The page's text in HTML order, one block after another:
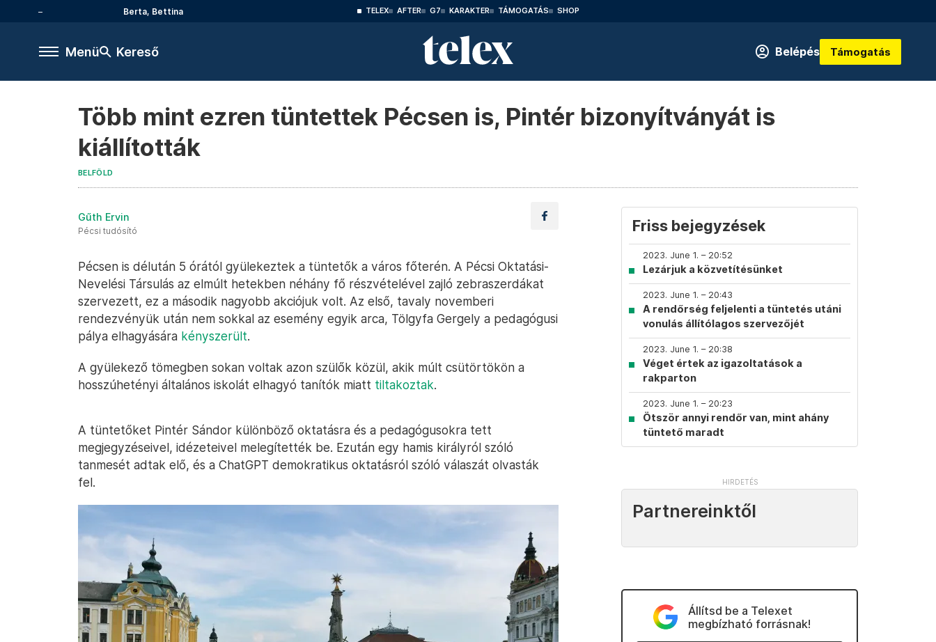
Berta, Bettina TELEX AFTER G7 KARAKTER TÁMOGATÁS SHOP
Menü Kereső Belépés Támogatás
Több mint ezren tüntettek Pécsen is, Pintér bizonyítványát is
kiállították
BELFÖLD
Gűth Ervin
Pécsi tudósító
Pécsen is délután 5 órától gyülekeztek a tüntetők a város főterén. A Pécsi Oktatási-
Nevelési Társulás az elmúlt hetekben néhány fő részvételével zajló zebraszerdákat
szervezett, ez a második nagyobb akciójuk volt. Az első, tavaly novemberi
rendezvényük után nem sokkal az esemény egyik arca, Tölgyfa Gergely a pedagógusi
pálya elhagyására kényszerült.
A gyülekező tömegben sokan voltak azon szülők közül, akik múlt csütörtökön a
hosszúhetényi általános iskolát elhagyó tanítók miatt tiltakoztak.
A tüntetőket Pintér Sándor különböző oktatásra és a pedagógusokra tett
megjegyzéseivel, idézeteivel melegítették be. Ezután egy hamis királyról szóló
tanmesét adtak elő, és a ChatGPT demokratikus oktatásról szóló válaszát olvasták
fel.
Friss bejegyzések
2023. June 1. – 20:52
Lezárjuk a közvetítésünket
2023. June 1. – 20:43
A rendőrség feljelenti a tüntetés utáni
vonulás állítólagos szervezőjét
2023. June 1. – 20:38
Véget értek az igazoltatások a
rakparton
2023. June 1. – 20:23
Ötször annyi rendőr van, mint ahány
tüntető maradt
Partnereinktől
Állítsd be a Telexet
megbízható forrásnak!